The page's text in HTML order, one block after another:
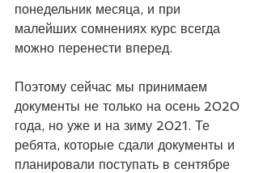
понедельник месяца, и при
малейших сомнениях курс всегда
можно перенести вперед.
Поэтому сейчас мы принимаем
документы не только на осень 2020
года, но уже и на зиму 2021. Те
ребята, которые сдали документы и
планировали поступать в сентябре